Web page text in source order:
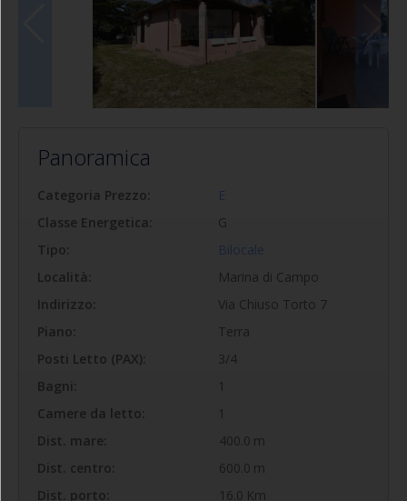
Panoramica
Categoria Prezzo:
E
Classe Energetica:
G
Tipo:
Bilocale
Località:
Marina di Campo
Indirizzo:
Via Chiuso Torto 7
Piano:
Terra
Posti Letto (PAX):
3/4
Bagni:
1
Camere da letto:
1
Dist. mare:
400.0 m
Dist. centro:
600.0 m
Dist. porto:
16.0 Km